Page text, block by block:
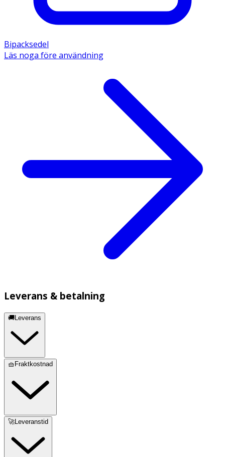
Bipacksedel
Läs noga före användning
Leverans & betalning
🚚Leverans
🧺Fraktkostnad
🚀Leveranstid